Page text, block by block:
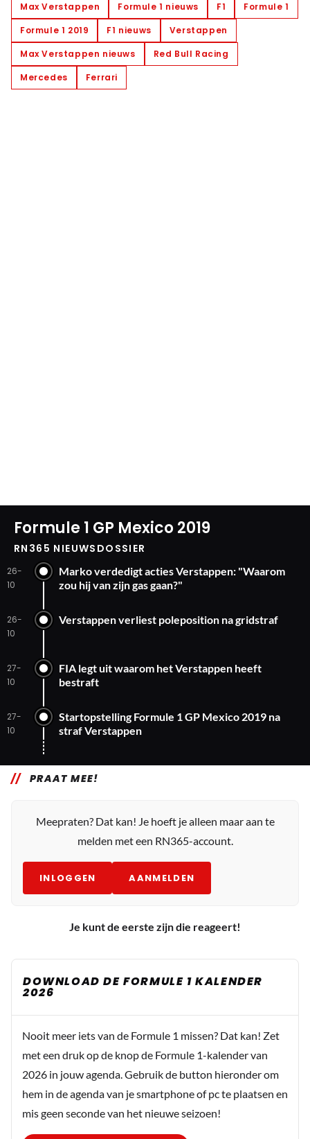
Max Verstappen Formule 1 nieuws F1
Formule 1
Formule 1 2019
F1 nieuws
Verstappen
Max Verstappen nieuws
Red Bull Racing
Mercedes
Ferrari
Formule 1 GP Mexico 2019
RN365 NIEUWSDOSSIER
26-
10
Marko verdedigt acties Verstappen: "Waarom
zou hij van zijn gas gaan?"
26-
10
Verstappen verliest poleposition na gridstraf
27-
10
FIA legt uit waarom het Verstappen heeft
bestraft
27-
10
Startopstelling Formule 1 GP Mexico 2019 na
straf Verstappen
PRAAT MEE!
Meepraten? Dat kan! Je hoeft je alleen maar aan te
melden met een RN365-account.
INLOGGEN AANMELDEN
Je kunt de eerste zijn die reageert!
DOWNLOAD DE FORMULE 1 KALENDER
2026
Nooit meer iets van de Formule 1 missen? Dat kan! Zet
met een druk op de knop de Formule 1-kalender van
2026 in jouw agenda. Gebruik de button hieronder om
hem in de agenda van je smartphone of pc te plaatsen en
mis geen seconde van het nieuwe seizoen!